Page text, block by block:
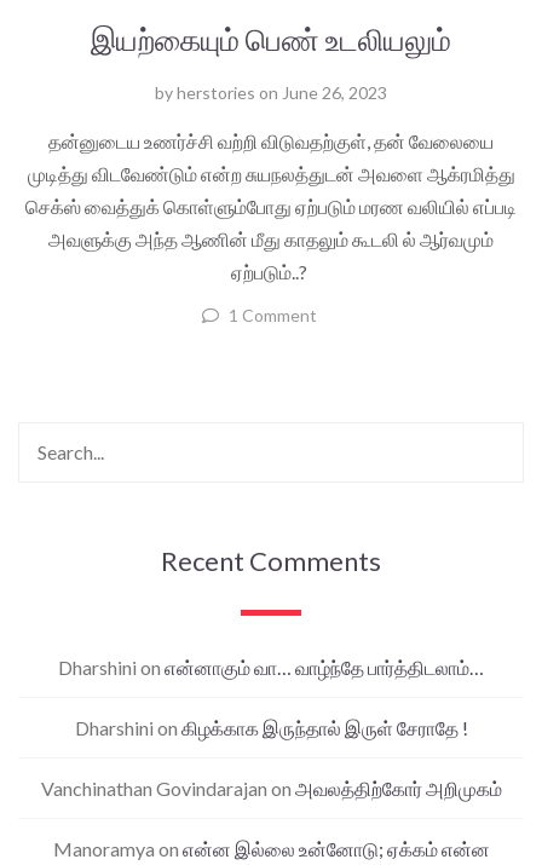
இயற்கையும் பெண் உடலியலும்
byherstories on June 26, 2023
தன்னுடைய உணர்ச்சி வற்றி விடுவதற்குள், தன் வேலையை
முடித்து விடவேண்டும் என்ற சுயநலத்துடன் அவளை ஆக்ரமித்து
செக்ஸ் வைத்துக் கொள்ளும்போது ஏற்படும் மரண வலியில் எப்படி
அவளுக்கு அந்த ஆணின் மீது காதலும் கூடலி ல் ஆர்வமும்
ஏற்படும்..?
1 Comment
Recent Comments
Dharshini on என்னாகும் வா… வாழ்ந்தே பார்த்திடலாம்…
Dharshini on கிழக்காக இருந்தால் இருள் சேராதே !
Vanchinathan Govindarajan on அவலத்திற்கோர் அறிமுகம்
Manoramya on என்ன இல்லை உன்னோடு; ஏக்கம் என்ன